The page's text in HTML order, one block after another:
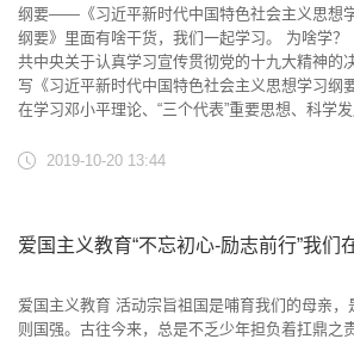
纲要——《习近平新时代中国特色社会主义思想
纲要》里面有啥干货，我们一起学习。 为啥
共中央关于认真学习宣传贯彻党的十九大精神的
写《习近平新时代中国特色社会主义思想学习纲
在学习邓小平理论、“三个代表”重要思想、科学
2019-10-20 13:44
爱国主义教育“不忘初心-励志前行”我们
爱国主义教育 活动宗旨祖国是哺育我们的母亲，
则国强。古往今来，总是不乏少年担负着扛鼎之